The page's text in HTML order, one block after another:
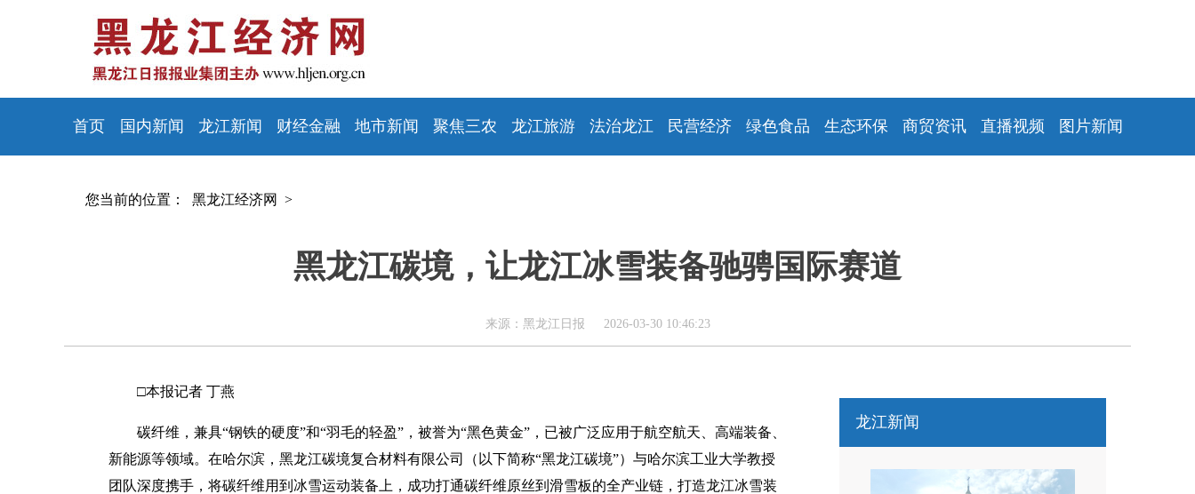
首页 国内新闻 龙江新闻 财经金融 地市新闻 聚焦三农 龙江旅游 法治龙江 民营经济 绿色食品 生态环保 商贸资讯 直播视频 图片新闻
您当前的位置： 黑龙江经济网 >
黑龙江碳境，让龙江冰雪装备驰骋国际赛道
来源：黑龙江日报 2026-03-30 10:46:23
□本报记者 丁燕
碳纤维，兼具“钢铁的硬度”和“羽毛的轻盈”，被誉为“黑色黄金”，已被广泛应用于航空航天、高端装备、
新能源等领域。在哈尔滨，黑龙江碳境复合材料有限公司（以下简称“黑龙江碳境”）与哈尔滨工业大学教授
团队深度携手，将碳纤维用到冰雪运动装备上，成功打通碳纤维原丝到滑雪板的全产业链，打造龙江冰雪装